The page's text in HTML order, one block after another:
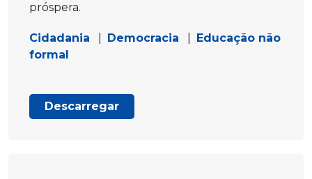
próspera.
Cidadania Democracia
Educação não
formal
Descarregar